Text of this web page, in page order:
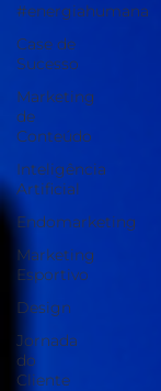
#energiahumana
Case de
Sucesso
Marketing
de
Conteúdo
Inteligência
Artificial
Endomarketing
Marketing
Esportivo
Design
Jornada
do
Cliente